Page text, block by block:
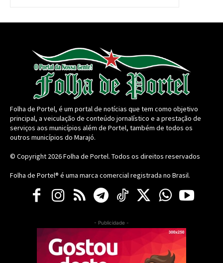
Folha de Portel, é um portal de notícias que tem como objetivo
principal, a veiculação de conteúdo jornalístico e a prestação de
serviços aos municípios além de Portel, também de todos os
outros municípios do Marajó.
© Copyright 2026Folha de Portel. Todos os direitos reservados
Folha de Portel® é uma marca comercial registrada no Brasil.
- Publicidade -